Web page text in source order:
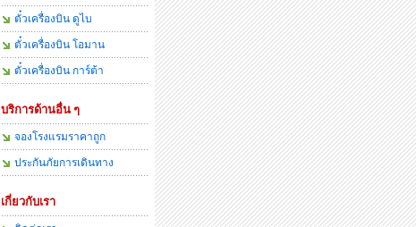
ตั๋วเครื่องบิน ดูไบ
ตั๋วเครื่องบิน โอมาน
ตั๋วเครื่องบิน การ์ต้า
บริการด้านอื่น ๆ
จองโรงแรมราคาถูก
ประกันภัยการเดินทาง
เกี่ยวกับเรา